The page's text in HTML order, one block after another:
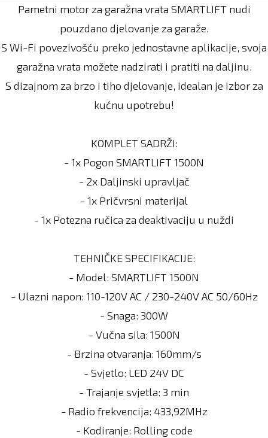
Pametni motor za garažna vrata SMARTLIFT nudi
pouzdano djelovanje za garaže.
S Wi-Fi povezivošću preko jednostavne aplikacije, svoja
garažna vrata možete nadzirati i pratiti na daljinu.
S dizajnom za brzo i tiho djelovanje, idealan je izbor za
kućnu upotrebu!
KOMPLET SADRŽI:
- 1x Pogon SMARTLIFT 1500N
- 2x Daljinski upravljač
- 1x Pričvrsni materijal
- 1x Potezna ručica za deaktivaciju u nuždi
TEHNIČKE SPECIFIKACIJE:
- Model: SMARTLIFT 1500N
- Ulazni napon: 110-120V AC / 230-240V AC 50/60Hz
- Snaga: 300W
- Vučna sila: 1500N
- Brzina otvaranja: 160mm/s
- Svjetlo: LED 24V DC
- Trajanje svjetla: 3 min
- Radio frekvencija: 433,92MHz
- Kodiranje: Rolling code